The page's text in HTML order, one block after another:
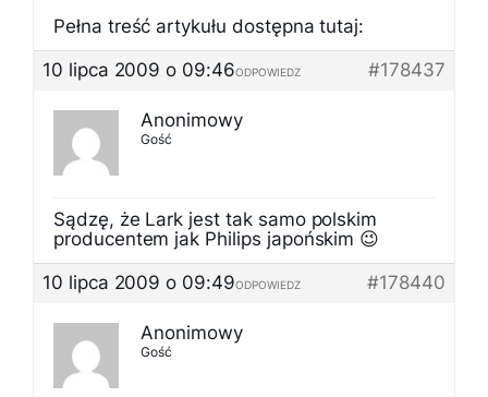
Pełna treść artykułu dostępna tutaj:
10 lipca 2009 o 09:46
#178437
ODPOWIEDZ
Anonimowy
Gość
Sądzę, że Lark jest tak samo polskim
producentem jak Philips japońskim 😉
10 lipca 2009 o 09:49
#178440
ODPOWIEDZ
Anonimowy
Gość